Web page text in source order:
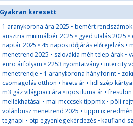
Gyakran keresett
1 aranykorona ára 2025 • bemért rendszámok
ausztria minimálbér 2025 • gyed utalás 2025 •
naptár 2025 • 45 napos időjárás előrejelzés •
menetrend 2025 • szlovákia méh telep árak •
euro árfolyam • 2253 nyomtatvány • intercity
menetrendje • 1 aranykorona hány forint •
csomagolás otthon • heets ár • lidl szép kártya
m3 gáz világpiaci ára • iqos iluma ár •
mellékhatásai • mai meccsek tippmix • pöli
volánbusz menetrend 2025 • tippmix
tegnapi • otp egyenleglekérdezés • kaufland